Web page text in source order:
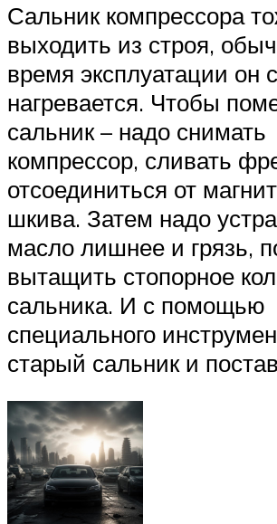
Сальник компрессора
выходить из строя,
время эксплуатации он
нагревается. Чтобы
сальник – надо снимать
компрессор, сливать
отсоединиться от
шкива. Затем надо
масло лишнее и грязь,
вытащить стопорное
сальника. И с помощью
специального
старый сальник и